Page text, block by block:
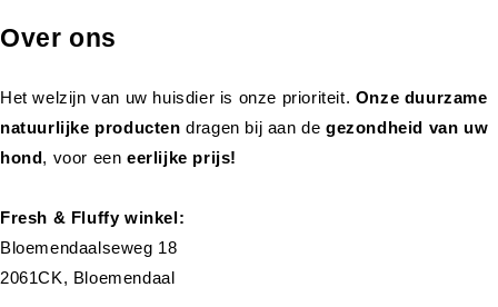
Over ons
Het welzijn van uw huisdier is onze prioriteit. Onze duurzame
natuurlijke productendragen bij aan de gezondheid van uw
hond, voor eeneerlijke prijs!
Fresh & Fluffy winkel:
Bloemendaalseweg 18
2061CK, Bloemendaal